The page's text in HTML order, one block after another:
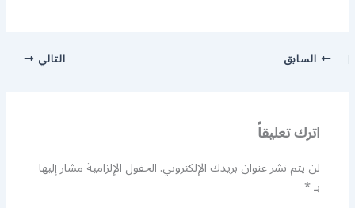
السابق التالي
اترك تعليقاً
لن يتم نشر عنوان بريدك الإلكتروني.الحقول الإلزامية مشار إليها
بـ*